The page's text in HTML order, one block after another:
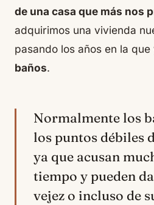
de una casa que más nos
adquirimos una vivienda
pasando los años en la
baños.
Normalmente los
los puntos débiles
ya que acusan
tiempo y pueden
vejez o incluso de